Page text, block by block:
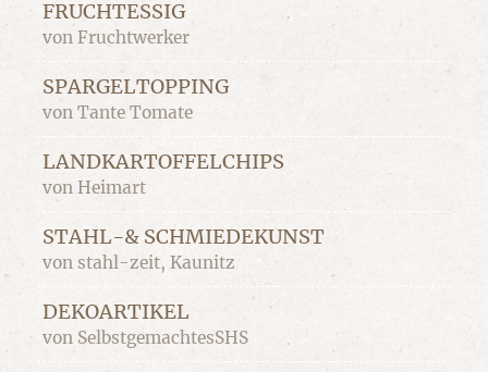
FRUCHTESSIG
von Fruchtwerker
SPARGELTOPPING
von Tante Tomate
LANDKARTOFFELCHIPS
von Heimart
STAHL-& SCHMIEDEKUNST
von stahl-zeit, Kaunitz
DEKOARTIKEL
von SelbstgemachtesSHS